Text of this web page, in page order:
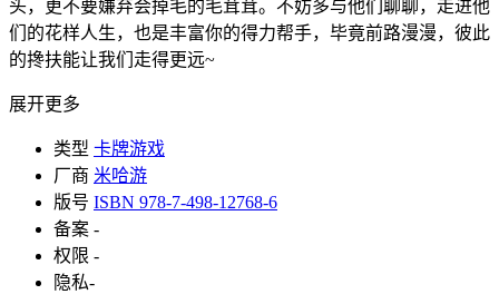
头，更不要嫌弃会掉毛的毛茸茸。不妨多与他们聊聊，走进他
们的花样人生，也是丰富你的得力帮手，毕竟前路漫漫，彼此
的搀扶能让我们走得更远~
展开更多
类型 卡牌游戏
厂商 米哈游
版号 ISBN 978-7-498-12768-6
备案 -
权限 -
隐私-